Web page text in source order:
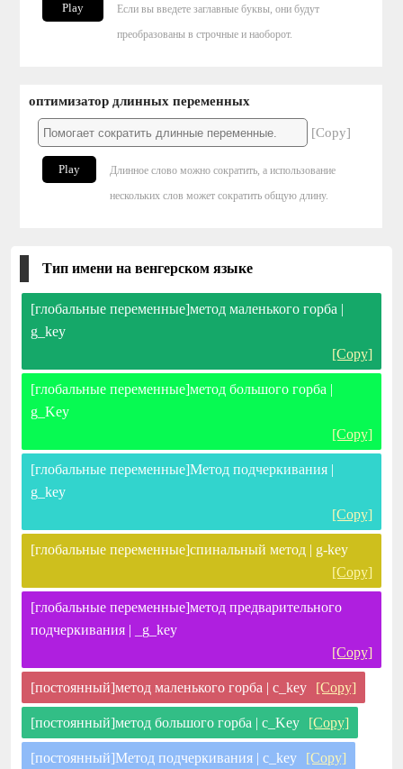
Play
Если вы введете заглавные буквы, они будут
преобразованы в строчные и наоборот.
оптимизатор длинных переменных
[Copy]
Play
Длинное слово можно сократить, а использование
нескольких слов может сократить общую длину.
Тип имени на венгерском языке
[глобальные переменные]метод маленького горба |
g_key
[Copy]
[глобальные переменные]метод большого горба |
g_Key
[Copy]
[глобальные переменные]Метод подчеркивания |
g_key
[Copy]
[глобальные переменные]спинальный метод | g-key
[Copy]
[глобальные переменные]метод предварительного
подчеркивания | _g_key
[Copy]
[постоянный]метод маленького горба | c_key [Copy]
[постоянный]метод большого горба | c_Key [Copy]
[постоянный]Метод подчеркивания | c_key [Copy]